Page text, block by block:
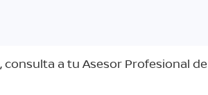
a tu Asesor Profesional de